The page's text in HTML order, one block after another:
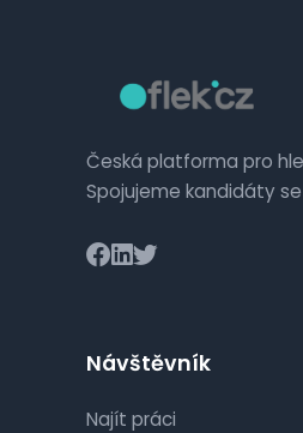
Česká platforma pro
Spojujeme kandidáty
Návštěvník
Najít práci